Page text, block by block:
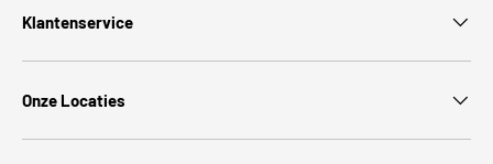
Klantenservice
Onze Locaties